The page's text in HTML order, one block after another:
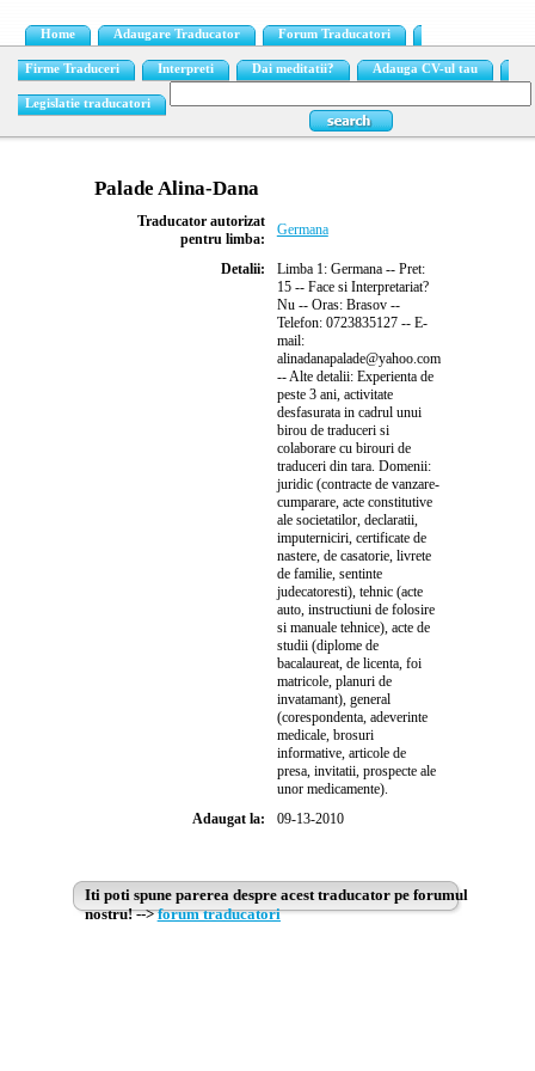
Home Adaugare Traducator Forum Traducatori
Firme Traduceri Interpreti Dai meditatii? Adauga CV-ul tau
Legislatie traducatori
Palade Alina-Dana
Traducator autorizat
pentru limba:
Germana
Detalii:
Limba 1: Germana -- Pret:
15 -- Face si Interpretariat?
Nu -- Oras: Brasov --
Telefon: 0723835127 -- E-
mail:
alinadanapalade@yahoo.com
-- Alte detalii: Experienta de
peste 3 ani, activitate
desfasurata in cadrul unui
birou de traduceri si
colaborare cu birouri de
traduceri din tara. Domenii:
juridic (contracte de vanzare-
cumparare, acte constitutive
ale societatilor, declaratii,
imputerniciri, certificate de
nastere, de casatorie, livrete
de familie, sentinte
judecatoresti), tehnic (acte
auto, instructiuni de folosire
si manuale tehnice), acte de
studii (diplome de
bacalaureat, de licenta, foi
matricole, planuri de
invatamant), general
(corespondenta, adeverinte
medicale, brosuri
informative, articole de
presa, invitatii, prospecte ale
unor medicamente).
Adaugat la:
09-13-2010
Iti poti spune parerea despre acest traducator pe forumul
nostru! -->forum traducatori